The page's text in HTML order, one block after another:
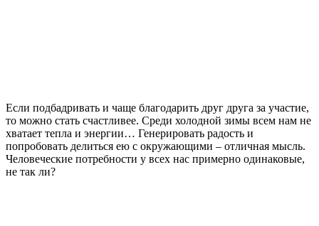
Если подбадривать и чаще благодарить друг друга за участие,
то можно стать счастливее. Среди холодной зимы всем нам не
хватает тепла и энергии… Генерировать радость и
попробовать делиться ею с окружающими – отличная мысль.
Человеческие потребности у всех нас примерно одинаковые,
не так ли?